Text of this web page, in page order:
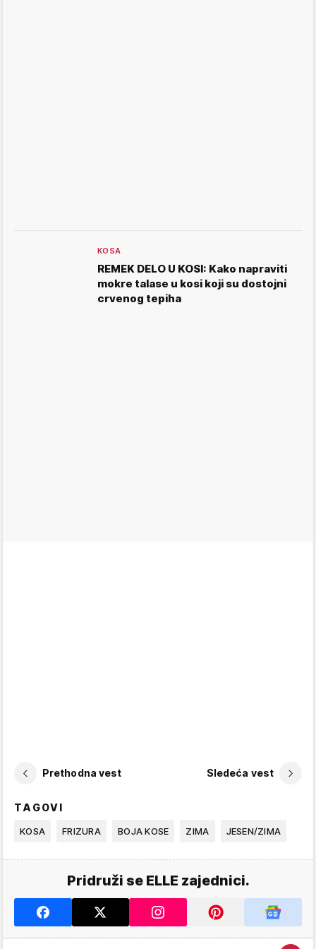
KOSA
REMEK DELO U KOSI: Kako napraviti
mokre talase u kosi koji su dostojni
crvenog tepiha
Prethodna vest Sledeća vest
TAGOVI
KOSA FRIZURA BOJA KOSE ZIMA JESEN/ZIMA
Pridruži se ELLE zajednici.